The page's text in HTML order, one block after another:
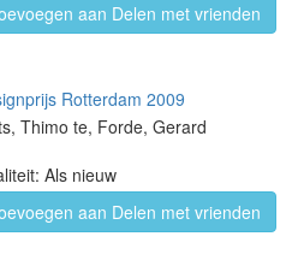
aan Delen met vrienden
Rotterdam 2009
Thimo te, Forde, Gerard
Als nieuw
aan Delen met vrienden